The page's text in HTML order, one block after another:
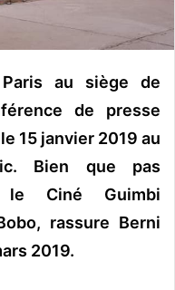
au siège de
de presse
15 janvier 2019 au
Bien que pas
le Ciné Guimbi
rassure Berni
2019.